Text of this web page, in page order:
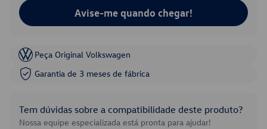
Avise-me quando chegar!
Peça Original Volkswagen
Garantia de 3 meses de fábrica
Tem dúvidas sobre a compatibilidade deste produto?
Nossa equipe especializada está pronta para ajudar!